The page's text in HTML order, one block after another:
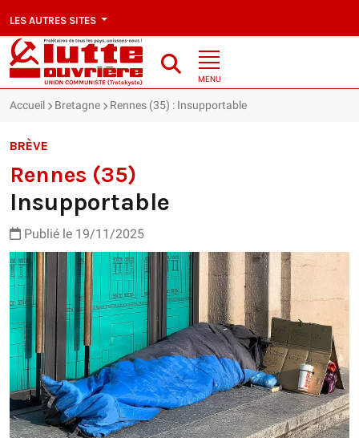
LES AUTRES SITES
MENU
Accueil Bretagne Rennes (35) : Insupportable
BRÈVE
Rennes (35)
Insupportable
Publié le 19/11/2025